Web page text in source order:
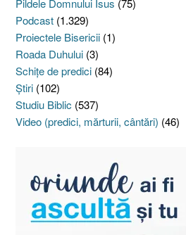
Podcast (1.329)
Proiectele Bisericii (1)
Roada Duhului (3)
Schiţe de predici (84)
Ştiri (102)
Studiu Biblic (537)
Video (predici, mărturii, cântări) (46)